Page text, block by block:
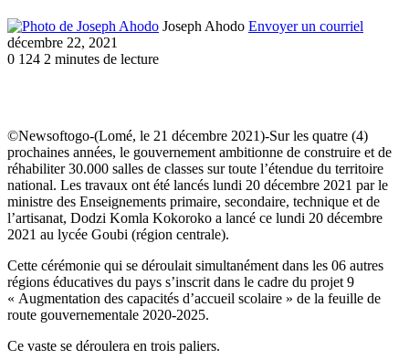
Joseph Ahodo Envoyer un courriel
décembre 22, 2021
0 124 2 minutes de lecture
©Newsoftogo-(Lomé, le 21 décembre 2021)-Sur les quatre (4)
prochaines années, le gouvernement ambitionne de construire et de
réhabiliter 30.000 salles de classes sur toute l’étendue du territoire
national. Les travaux ont été lancés lundi 20 décembre 2021 par le
ministre des Enseignements primaire, secondaire, technique et de
l’artisanat, Dodzi Komla Kokoroko a lancé ce lundi 20 décembre
2021 au lycée Goubi (région centrale).
Cette cérémonie qui se déroulait simultanément dans les 06 autres
régions éducatives du pays s’inscrit dans le cadre du projet 9
« Augmentation des capacités d’accueil scolaire » de la feuille de
route gouvernementale 2020-2025.
Ce vaste se déroulera en trois paliers.